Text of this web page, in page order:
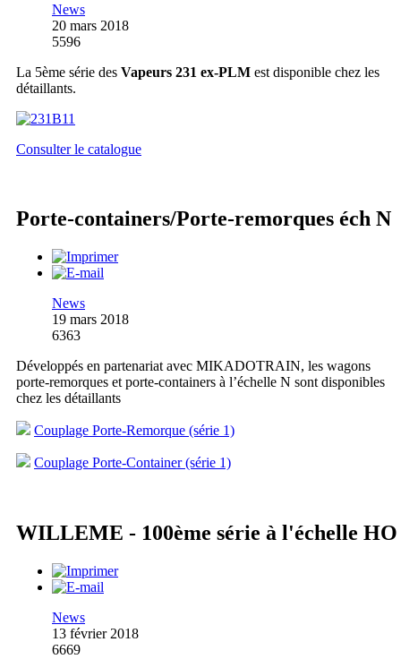
News
20 mars 2018
5596
La 5ème série des Vapeurs 231 ex-PLM est disponible chez les
détaillants.
Consulter le catalogue
Porte-containers/Porte-remorques éch N
News
19 mars 2018
6363
Développés en partenariat avec MIKADOTRAIN, les wagons
porte-remorques et porte-containers à l’échelle N sont disponibles
chez les détaillants
Couplage Porte-Remorque (série 1)
Couplage Porte-Container (série 1)
WILLEME - 100ème série à l'échelle HO
News
13 février 2018
6669